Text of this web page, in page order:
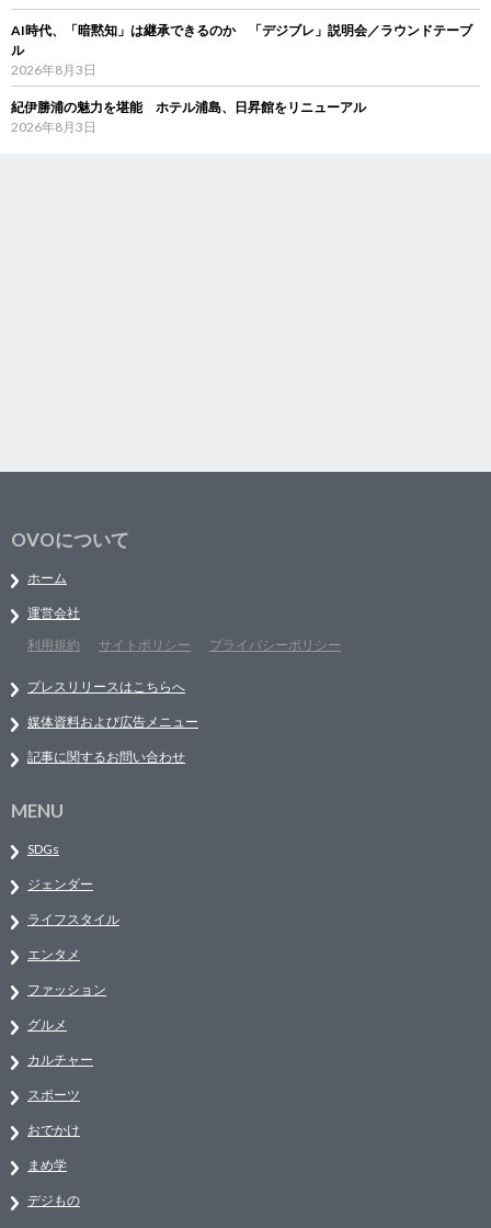
AI時代、「暗黙知」は継承できるのか 「デジブレ」説明会／ラウンドテーブ
ル
2026年8月3日
紀伊勝浦の魅力を堪能 ホテル浦島、日昇館をリニューアル
2026年8月3日
OVOについて
ホーム
運営会社
利用規約
サイトポリシー プライバシーポリシー
プレスリリースはこちらへ
媒体資料および広告メニュー
記事に関するお問い合わせ
MENU
SDGs
ジェンダー
ライフスタイル
エンタメ
ファッション
グルメ
カルチャー
スポーツ
おでかけ
まめ学
デジもの